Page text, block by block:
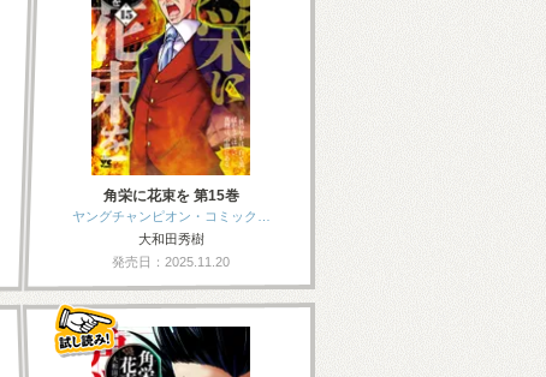
角栄に花束を 第15巻
ヤングチャンピオン・コミック…
大和田秀樹
発売日：2025.11.20